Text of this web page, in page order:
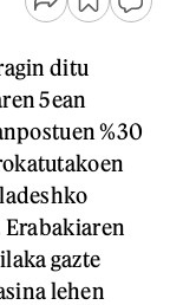
ditu
5ean
%30
gazte
lehen